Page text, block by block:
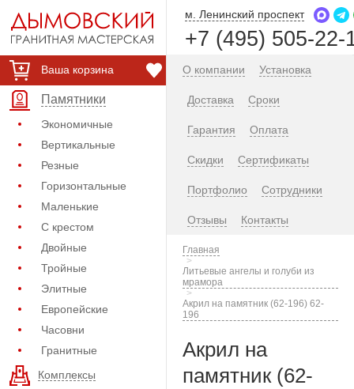
Ваша корзина
Памятники
Экономичные
Вертикальные
Резные
Горизонтальные
Маленькие
С крестом
Двойные
Тройные
Элитные
Европейские
Часовни
Гранитные
Комплексы
м. Ленинский проспект
+7 (495) 505-22-
О компании Установка
Доставка Сроки
Гарантия Оплата
Скидки Сертификаты
Портфолио Сотрудники
Отзывы Контакты
Главная
Литьевые ангелы и голуби из
мрамора
Акрил на памятник (62-196) 62-
196
Акрил на
памятник (62-